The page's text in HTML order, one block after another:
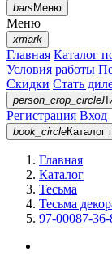
barsМеню
Меню
xmark
Главная Каталог
Условия работы
Скидки Стать
person_crop_circle
Регистрация Вход
book_circleКаталог
Главная
Каталог
Тесьма
Тесьма
97-00087-